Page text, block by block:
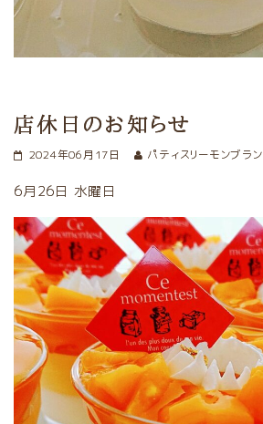
店休日のお知らせ
2024年06月17日 パティスリーモンブラン
6月26日 水曜日